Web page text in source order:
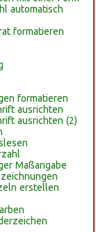
automatisch
formatieren
formatieren
ausrichten
ausrichten (2)
Maßangabe
erstellen